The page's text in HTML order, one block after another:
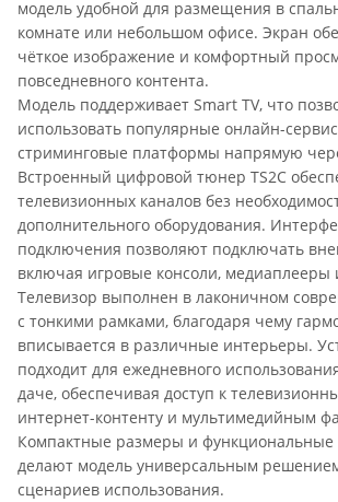
модель удобной для размещения в
комнате или небольшом офисе. Экран
чёткое изображение и комфортный
повседневного контента.
Модель поддерживает Smart TV, что
использовать популярные онлайн-
стриминговые платформы напрямую
Встроенный цифровой тюнер TS2C
телевизионных каналов без
дополнительного оборудования.
подключения позволяют подключать
включая игровые консоли, медиаплееры
Телевизор выполнен в лаконичном
с тонкими рамками, благодаря чему
вписывается в различные интерьеры.
подходит для ежедневного
даче, обеспечивая доступ к
интернет-контенту и мультимедийным
Компактные размеры и функциональные
делают модель универсальным
сценариев использования.